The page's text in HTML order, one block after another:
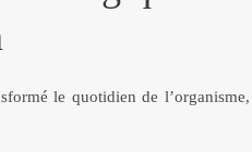
le quotidien de